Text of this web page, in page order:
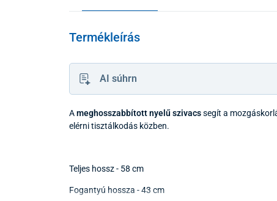
Termékleírás
AI súhrn
Ameghosszabbított nyelű szivacssegít a
elérni tisztálkodás közben.
Teljes hossz - 58 cm
Fogantyú hossza - 43 cm